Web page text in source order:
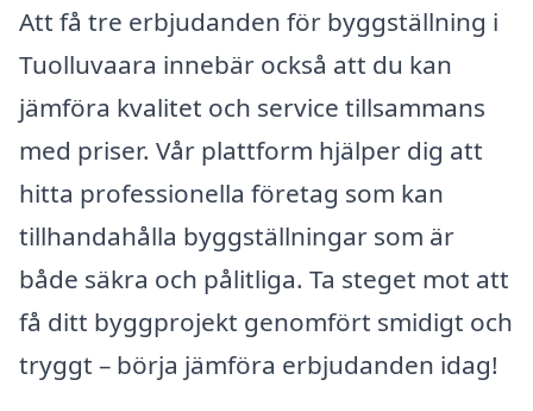
Att få tre erbjudanden för byggställning i
Tuolluvaara innebär också att du kan
jämföra kvalitet och service tillsammans
med priser. Vår plattform hjälper dig att
hitta professionella företag som kan
tillhandahålla byggställningar som är
både säkra och pålitliga. Ta steget mot att
få ditt byggprojekt genomfört smidigt och
tryggt – börja jämföra erbjudanden idag!